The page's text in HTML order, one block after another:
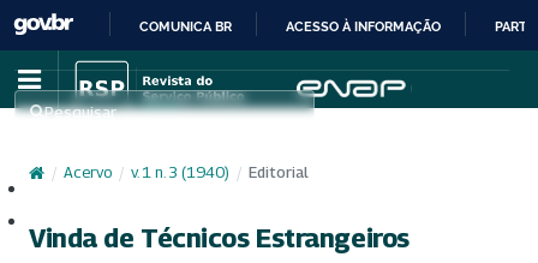
IR
PARA
CONTEÚDO
COMUNICA BR ACESSO À INFORMAÇÃO
Pesquisar
/ Acervo / v. 1 n. 3 (1940) / Editorial
Vinda de Técnicos Estrangeiros